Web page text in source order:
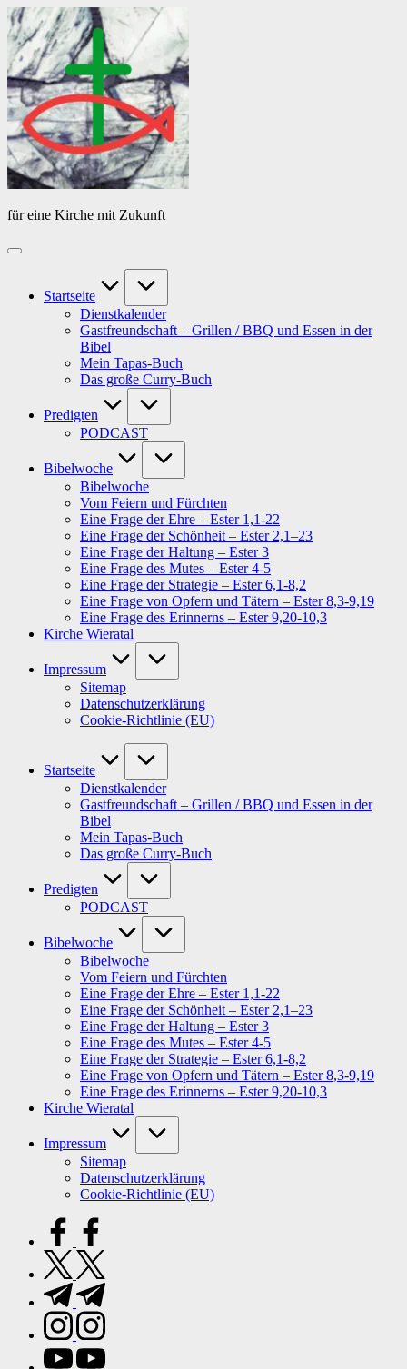
Skip
to
content
von
PfarrerB
für eine Kirche mit Zukunft
Startseite
Dienstkalender
Gastfreundschaft – Grillen / BBQ und Essen in der
Bibel
Mein Tapas-Buch
Das große Curry-Buch
Predigten
PODCAST
Bibelwoche
Bibelwoche
Vom Feiern und Fürchten
Eine Frage der Ehre – Ester 1,1-22
Eine Frage der Schönheit – Ester 2,1–23
Eine Frage der Haltung – Ester 3
Eine Frage des Mutes – Ester 4-5
Eine Frage der Strategie – Ester 6,1-8,2
Eine Frage von Opfern und Tätern – Ester 8,3-9,19
Eine Frage des Erinnerns – Ester 9,20-10,3
Kirche Wieratal
Impressum
Sitemap
Datenschutzerklärung
Cookie-Richtlinie (EU)
Startseite
Dienstkalender
Gastfreundschaft – Grillen / BBQ und Essen in der
Bibel
Mein Tapas-Buch
Das große Curry-Buch
Predigten
PODCAST
Bibelwoche
Bibelwoche
Vom Feiern und Fürchten
Eine Frage der Ehre – Ester 1,1-22
Eine Frage der Schönheit – Ester 2,1–23
Eine Frage der Haltung – Ester 3
Eine Frage des Mutes – Ester 4-5
Eine Frage der Strategie – Ester 6,1-8,2
Eine Frage von Opfern und Tätern – Ester 8,3-9,19
Eine Frage des Erinnerns – Ester 9,20-10,3
Kirche Wieratal
Impressum
Sitemap
Datenschutzerklärung
Cookie-Richtlinie (EU)
facebook.com
twitter.com
t.me
instagram.com
youtube.com